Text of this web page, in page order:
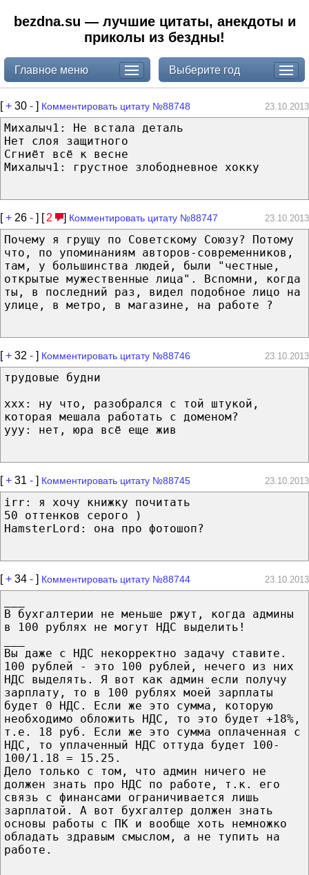
bezdna.su — лучшие цитаты, анекдоты и
приколы из бездны!
Главное меню Выберите год
[+ 30 - ] Комментировать цитату №88748 23.10.2013
Михалыч1: Не встала деталь
Нет слоя защитного
Сгниёт всё к весне
Михалыч1: грустное злободневное хокку
[+ 26 - ] [ 2 ] Комментировать цитату №88747 23.10.2013
Почему я грущу по Советскому Союзу? Потому
что, по упоминаниям авторов-современников,
там, у большинства людей, были "честные,
открытые мужественные лица". Вспомни, когда
ты, в последний раз, видел подобное лицо на
улице, в метро, в магазине, на работе ?
[+ 32 - ] Комментировать цитату №88746 23.10.2013
трудовые будни
ххх: ну что, разобрался с той штукой,
которая мешала работать с доменом?
ууу: нет, юра всё еще жив
[+ 31 - ] Комментировать цитату №88745 23.10.2013
irr: я хочу книжку почитать
50 оттенков серого )
HamsterLord: она про фотошоп?
[+ 34 - ] Комментировать цитату №88744 23.10.2013
В бухгалтерии не меньше ржут, когда админы
в 100 рублях не могут НДС выделить!
Вы даже с НДС некорректно задачу ставите.
100 рублей - это 100 рублей, нечего из них
НДС выделять. Я вот как админ если получу
зарплату, то в 100 рублях моей зарплаты
будет 0 НДС. Если же это сумма, которую
необходимо обложить НДС, то это будет +18%,
т.е. 18 руб. Если же это сумма оплаченная с
НДС, то уплаченный НДС оттуда будет 100-
100/1.18 = 15.25.
Дело только с том, что админ ничего не
должен знать про НДС по работе, т.к. его
связь с финансами ограничивается лишь
зарплатой. А вот бухгалтер должен знать
основы работы с ПК и вообще хоть немножко
обладать здравым смыслом, а не тупить на
работе.